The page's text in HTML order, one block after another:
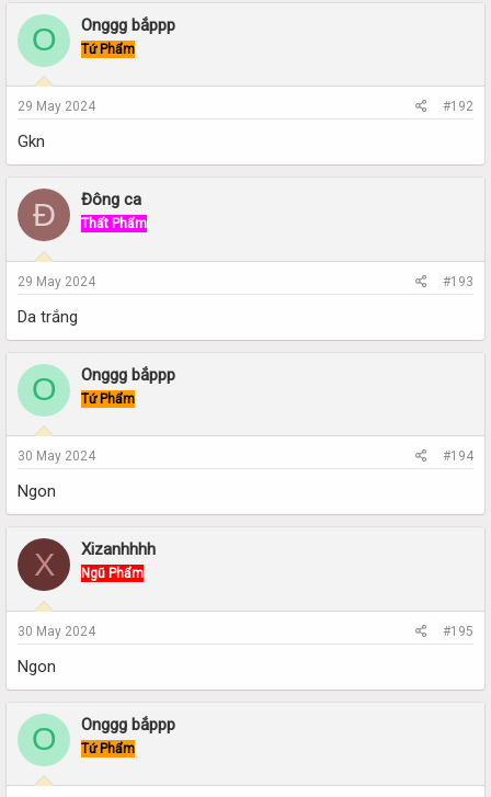
O Onggg bắppp
Tứ Phẩm
29 May 2024 #192
Gkn
Đ Đông ca
Thất Phẩm
29 May 2024 #193
Da trắng
O Onggg bắppp
Tứ Phẩm
30 May 2024 #194
Ngon
X Xizanhhhh
Ngũ Phẩm
30 May 2024 #195
Ngon
O Onggg bắppp
Tứ Phẩm